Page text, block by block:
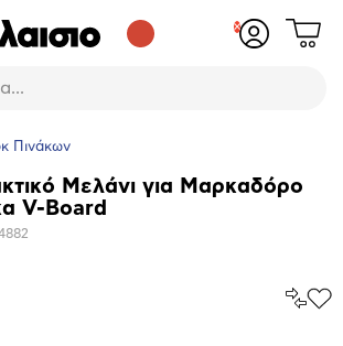
Δες
Πινάκων
Μελάνι για Μαρκαδόρο
V-Board